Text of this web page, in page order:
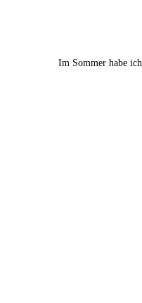
Im Sommer habe